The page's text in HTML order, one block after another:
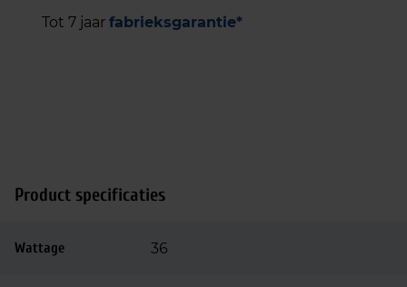
Tot 7 jaar fabrieksgarantie*
Product specificaties
Wattage 36